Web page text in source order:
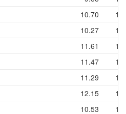
10.70
10.27
11.61
11.47
11.29
12.15
10.53